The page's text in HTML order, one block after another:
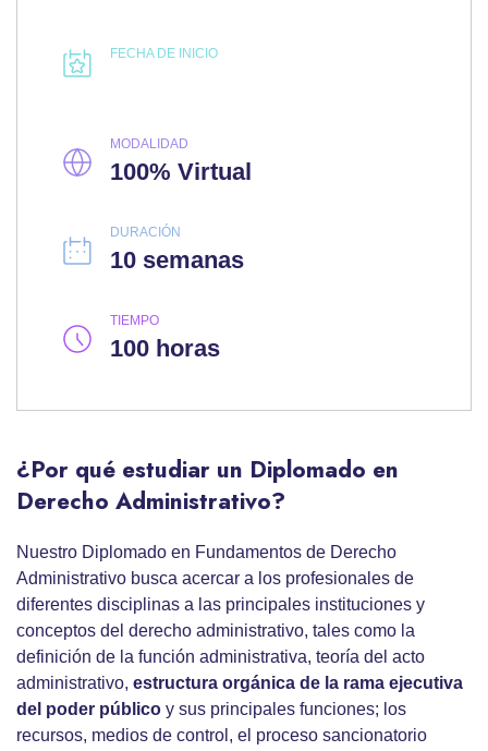
FECHA DE INICIO
MODALIDAD
100% Virtual
DURACIÓN
10 semanas
TIEMPO
100 horas
¿Por qué estudiar un Diplomado en
Derecho Administrativo?
Nuestro Diplomado en Fundamentos de Derecho
Administrativo busca acercar a los profesionales de
diferentes disciplinas a las principales instituciones y
conceptos del derecho administrativo, tales como la
definición de la función administrativa, teoría del acto
administrativo, estructura orgánica de la rama ejecutiva
del poder público y sus principales funciones; los
recursos, medios de control, el proceso sancionatorio